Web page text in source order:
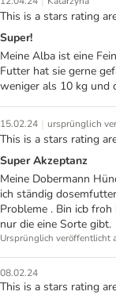
This is a stars rating
Super!
Meine Alba ist eine
Futter hat sie gerne
weniger als 10 kg und
15.02.24 | ursprünglich
This is a stars rating
Super Akzeptanz
Meine Dobermann
ich ständig
Probleme . Bin icb
nur die eine Sorte gibt.
Ursprünglich veröffentlicht
08.02.24
This is a stars rating